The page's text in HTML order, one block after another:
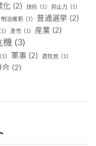
化 (2) 技術 (1) 抑止力 (1)
明治維新 (1) 普通選挙 (2)
(1) 港市 (1) 産業 (2)
機 (3)
(1) 軍事 (2) 遊牧民 (1)
合 (2)